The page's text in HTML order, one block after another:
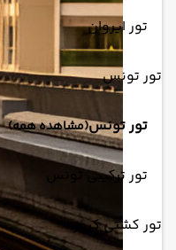
تور ایروان
تور تونس
تور تونس(مشاهده همه)
تور ترکیبی تونس
تور کشتی کروز